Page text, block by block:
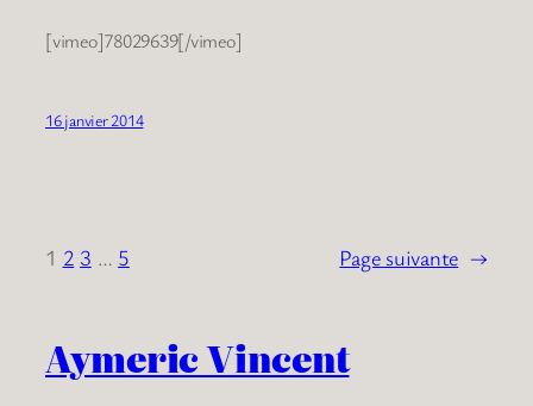
[vimeo]78029639[/vimeo]
16 janvier 2014
1 2 3 … 5 Page suivante →
Aymeric Vincent